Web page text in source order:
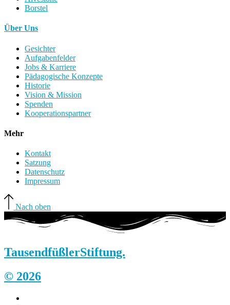
Borstel
Über Uns
Gesichter
Aufgabenfelder
Jobs & Karriere
Pädagogische Konzepte
Historie
Vision & Mission
Spenden
Kooperationspartner
Mehr
Kontakt
Satzung
Datenschutz
Impressum
Nach oben
TausendfüßlerStiftung.
© 2026